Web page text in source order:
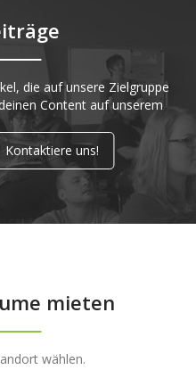
die auf unsere Zielgruppe
Content auf unserem
Kontaktiere uns!
mieten
wählen.